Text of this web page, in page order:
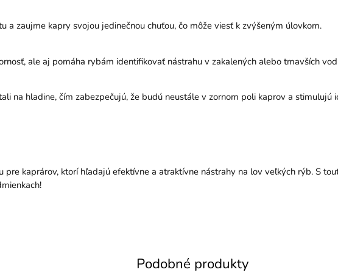
a zaujme kapry svojou jedinečnou chuťou, čo môže viesť k zvýšeným úlovkom.
ale aj pomáha rybám identifikovať nástrahu v zakalených alebo tmavších
na hladine, čím zabezpečujú, že budú neustále v zornom poli kaprov a stimulujú
pre kaprárov, ktorí hľadajú efektívne a atraktívne nástrahy na lov veľkých rýb. S
Podobné produkty